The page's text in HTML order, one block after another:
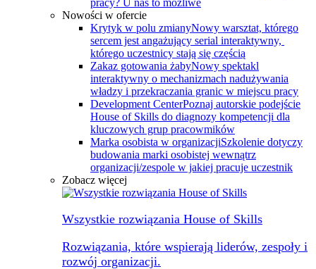
pracy? U nas to możliwe
Nowości w ofercie
Krytyk w polu zmianyNowy warsztat, którego
sercem jest angażujący serial interaktywny, ​
którego uczestnicy stają się częścią
Zakaz gotowania żabyNowy spektakl
interaktywny o mechanizmach nadużywania
władzy i przekraczania granic w miejscu pracy
Development CenterPoznaj autorskie podejście
House of Skills do diagnozy kompetencji dla
kluczowych grup pracowmików
Marka osobista w organizacjiSzkolenie dotyczy
budowania marki osobistej wewnątrz
organizacji/zespole w jakiej pracuje uczestnik
Zobacz więcej
Wszystkie rozwiązania House of Skills
Rozwiązania, które wspierają liderów, zespoły i
rozwój organizacji.